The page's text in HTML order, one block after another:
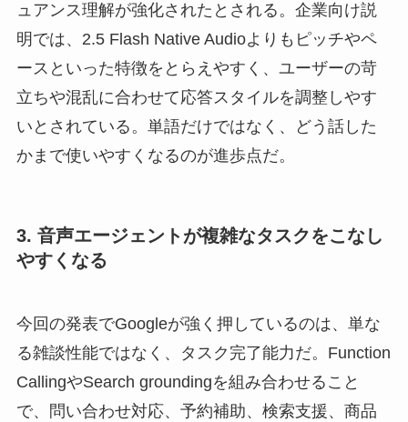
ュアンス理解が強化されたとされる。企業向け説
明では、2.5 Flash Native Audioよりもピッチやペ
ースといった特徴をとらえやすく、ユーザーの苛
立ちや混乱に合わせて応答スタイルを調整しやす
いとされている。単語だけではなく、どう話した
かまで使いやすくなるのが進歩点だ。
3. 音声エージェントが複雑なタスクをこなし
やすくなる
今回の発表でGoogleが強く押しているのは、単な
る雑談性能ではなく、タスク完了能力だ。Function
CallingやSearch groundingを組み合わせること
で、問い合わせ対応、予約補助、検索支援、商品